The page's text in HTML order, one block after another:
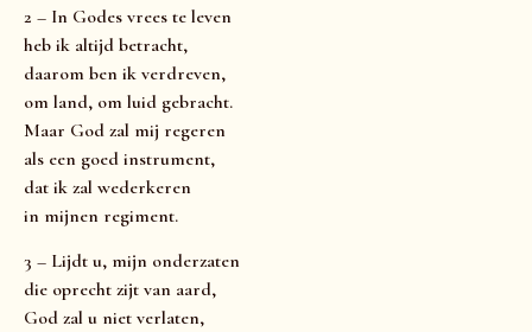
2 – In Godes vrees te leven
heb ik altijd betracht,
daarom ben ik verdreven,
om land, om luid gebracht.
Maar God zal mij regeren
als een goed instrument,
dat ik zal wederkeren
in mijnen regiment.
3 – Lijdt u, mijn onderzaten
die oprecht zijt van aard,
God zal u niet verlaten,